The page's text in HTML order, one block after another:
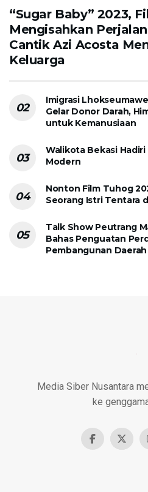
“Sugar Baby” 2023,
Mengisahkan
Cantik Azi Acosta
Keluarga
Imigrasi
Gelar Donor Darah,
untuk Kemanusiaan
Walikota Bekasi
Modern
Nonton Film Tuhog
Seorang Istri Tentara
Talk Show Peutrang
Bahas Penguatan
Pembangunan Daerah
Media Siber Nusantara
ke